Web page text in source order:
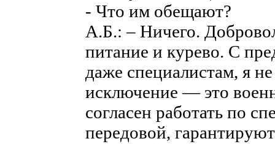
- Что им обещают?
А.Б.: – Ничего.
питание и курево. С
даже специалистам, я
исключение — это
согласен работать по
передовой,